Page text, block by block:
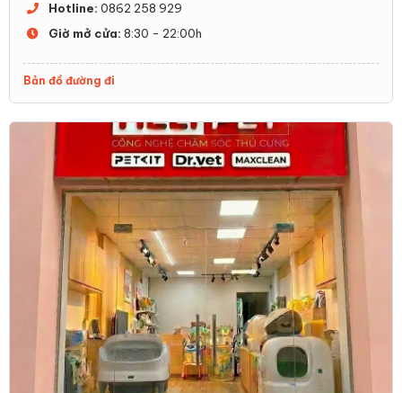
Hotline: 0862 258 929
Giờ mở cửa: 8:30 - 22:00h
Bản đồ đường đi